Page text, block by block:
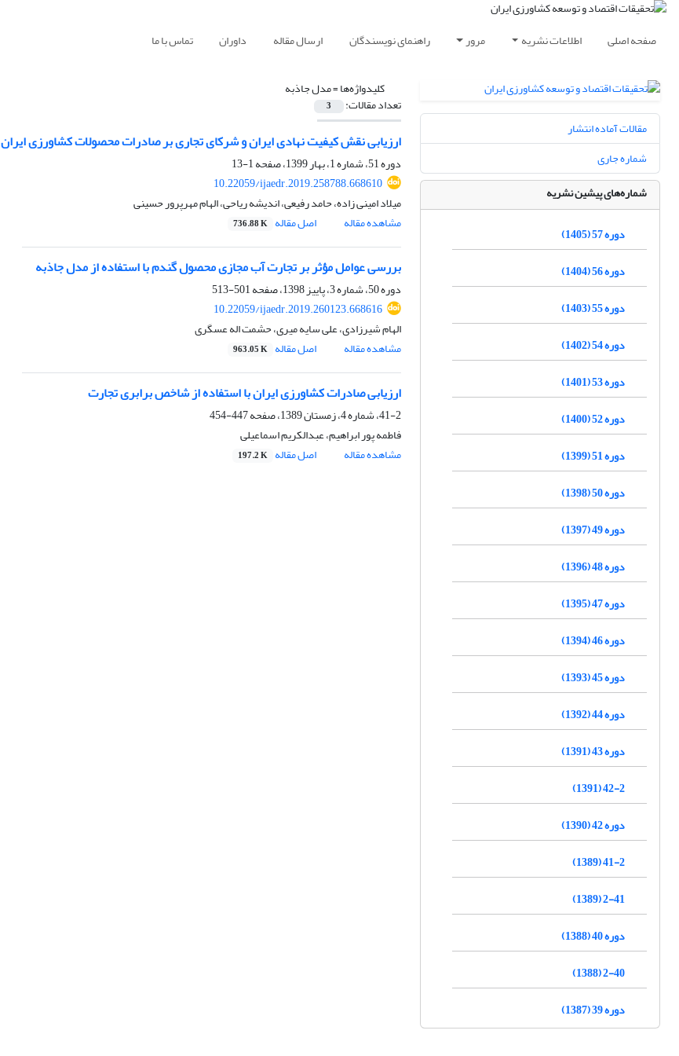
صفحه اصلی اطلاعات نشریه مرور راهنمای نویسندگان ارسال مقاله داوران تماس با ما
کلیدواژه‌ها =مدل جاذبه
تعداد مقالات: 3
ارزیابی نقش کیفیت نهادی ایران و شرکای تجاری بر صادرات محصولات کشاورزی ایران
دوره 51، شماره 1، بهار 1399، صفحه
1-13
10.22059/ijaedr.2019.258788.668610
میلاد امینی زاده، حامد رفیعی، اندیشه ریاحی، الهام مهرپرور حسینی
مشاهده مقاله
اصل مقاله 736.88 K
بررسی عوامل مؤثر بر تجارت آب مجازی محصول گندم با استفاده از مدل جاذبه
دوره 50، شماره 3، پاییز 1398، صفحه
501-513
10.22059/ijaedr.2019.260123.668616
الهام شیرزادی، علی سایه میری، حشمت اله عسگری
مشاهده مقاله
اصل مقاله 963.05 K
ارزیابی صادرات کشاورزی ایران با استفاده از شاخص برابری تجارت
41-2، شماره 4، زمستان 1389، صفحه
447-454
فاطمه پور ابراهیم، عبدالکریم اسماعیلی
مشاهده مقاله
اصل مقاله 197.2 K
مقالات آماده انتشار
شماره جاری
شماره‌های پیشین نشریه
دوره 57 (1405)
دوره 56 (1404)
دوره 55 (1403)
دوره 54 (1402)
دوره 53 (1401)
دوره 52 (1400)
دوره 51 (1399)
دوره 50 (1398)
دوره 49 (1397)
دوره 48 (1396)
دوره 47 (1395)
دوره 46 (1394)
دوره 45 (1393)
دوره 44 (1392)
دوره 43 (1391)
42-2 (1391)
دوره 42 (1390)
41-2 (1389)
2-41 (1389)
دوره 40 (1388)
2-40 (1388)
دوره 39 (1387)